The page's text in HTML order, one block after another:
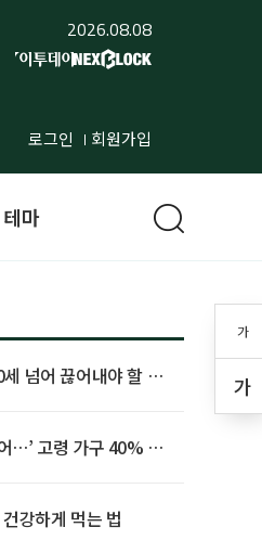
2026.08.08
로그인 회원가입
가
가
테마
넘어 끊어내야 할 사
…’ 고령 가구 40% 노
강하게 먹는 법